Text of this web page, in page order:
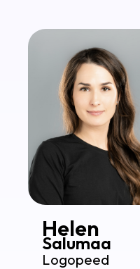
Helen
Salumaa
Logopeed